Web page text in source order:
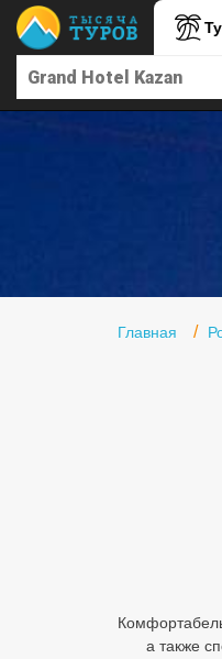
Главная
а также
Главная